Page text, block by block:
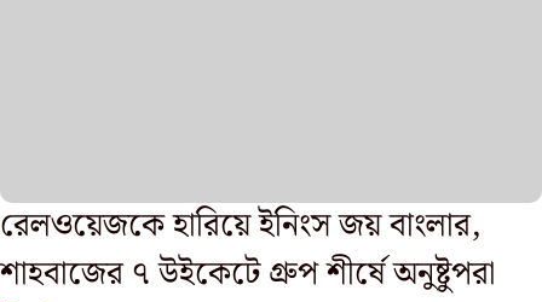
রেলওয়েজকে হারিয়ে ইনিংস জয় বাংলার,
শাহবাজের ৭ উইকেটে গ্রুপ শীর্ষে অনুষ্টুপরা